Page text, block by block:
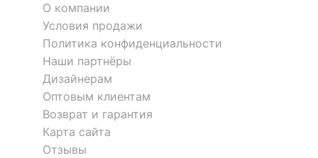
О компании
Условия продажи
Политика конфиденциальности
Наши партнёры
Дизайнерам
Оптовым клиентам
Возврат и гарантия
Карта сайта
Отзывы